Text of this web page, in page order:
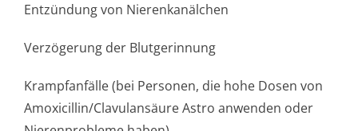
Entzündung von Nierenkanälchen
Verzögerung der Blutgerinnung
Krampfanfälle (bei Personen, die hohe Dosen von
Amoxicillin/Cla­vulansäure Astro anwenden oder